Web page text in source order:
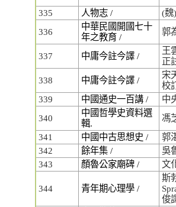
335
人物志 /
(魏
336
中華民國開國七十
年之教育 /
郭
337 中庸今註今譯 /
王
正
338
中庸今註今譯 /
宋
校
339
中國通史一百講 /
中
340
中國哲學史資料選
輯.
馮
341
中國中古思想史 /
郭
342
餘年集 /
吳
343
顏魯公家廟碑 / 文
344 青年期心理學 /
斯
俊